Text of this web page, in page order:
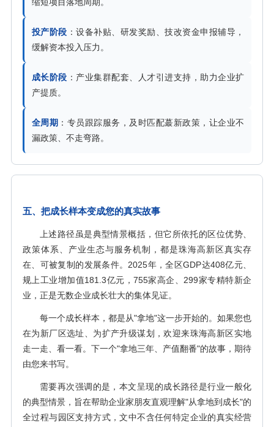
投产阶段 ：设备补贴、研发奖励、技改资金申报辅导，
缓解资本投入压力。
成长阶段 ：产业集群配套、人才引进支持，助力企业扩
产提质。
全周期 ：专员跟踪服务，及时匹配蕞新政策，让企业不
漏政策、不走弯路。
五、把成长样本变成您的真实故事
上述路径虽是典型情景概括，但它所依托的区位优势、
政策体系、产业生态与服务机制，都是珠海高新区真实存
在、可被复制的发展条件。2025年，全区GDP达408亿元、
规上工业增加值181.3亿元，755家高企、299家专精特新企
业，正是无数企业成长壮大的集体见证。
每一个成长样本，都是从"拿地"这一步开始的。如果您也
在为新厂区选址、为扩产升级谋划，欢迎来珠海高新区实地
走一走、看一看。下一个"拿地三年、产值翻番"的故事，期待
由您来书写。
需要再次强调的是，本文呈现的成长路径是行业一般化
的典型情景，旨在帮助企业家朋友直观理解"从拿地到成长"的
全过程与园区支持方式，文中不含任何特定企业的真实经营